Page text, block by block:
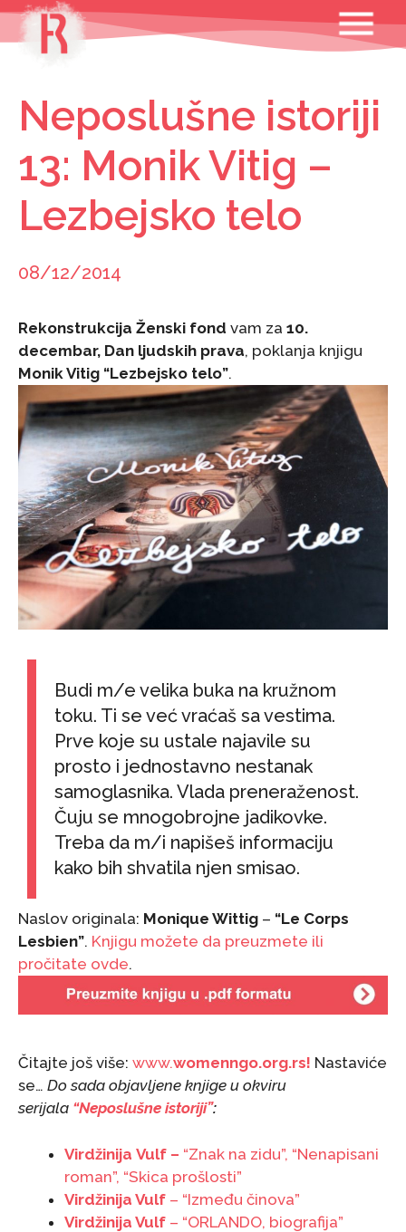
Skip
content
MENU
Neposlušne istoriji
13: Monik Vitig –
Lezbejsko telo
08/12/2014
Rekonstrukcija Ženski fond vam za 10.
decembar, Dan ljudskih prava, poklanja knjigu
Monik Vitig “Lezbejsko telo”.
Budi m/e velika buka na kružnom
toku. Ti se već vraćaš sa vestima.
Prve koje su ustale najavile su
prosto i jednostavno nestanak
samoglasnika. Vlada preneraženost.
Čuju se mnogobrojne jadikovke.
Treba da m/i napišeš informaciju
kako bih shvatila njen smisao.
Naslov originala: Monique Wittig – “Le Corps
Lesbien”. Knjigu možete da preuzmete ili
pročitate ovde.
Čitajte još više: www.womenngo.org.rs! Nastaviće
se… Do sada objavljene knjige u okviru
serijala “Neposlušne istoriji”:
Virdžinija Vulf – “Znak na zidu”, “Nenapisani
roman”, “Skica prošlosti”
Virdžinija Vulf – “Između činova”
Virdžinija Vulf – “ORLANDO, biografija”